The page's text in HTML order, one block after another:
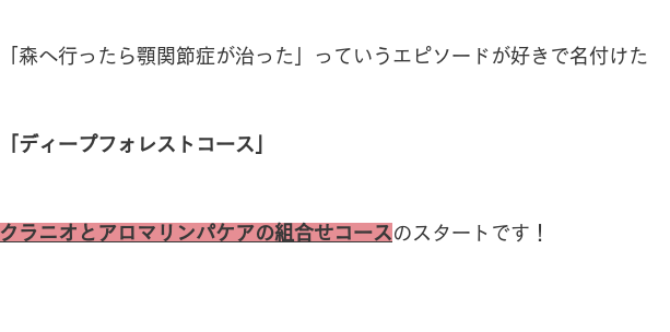
「森へ行ったら顎関節症が治った」っていうエピソードが好きで名付けた
「ディープフォレストコース」
クラニオとアロマリンパケアの組合せコースのスタートです！